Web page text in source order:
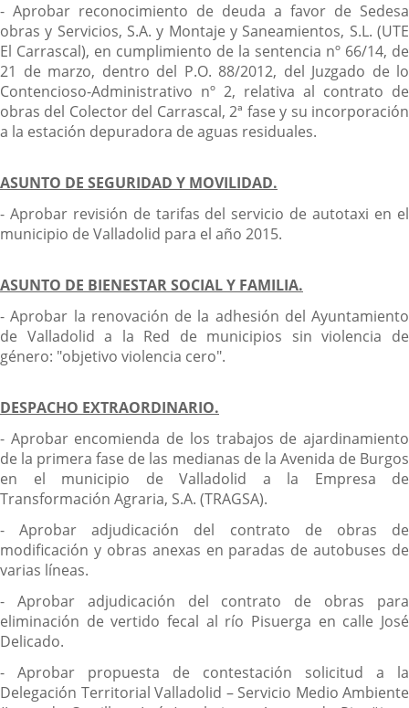
- Aprobar reconocimiento de deuda a favor de Sedesa
obras y Servicios, S.A. y Montaje y Saneamientos, S.L. (UTE
El Carrascal), en cumplimiento de la sentencia nº 66/14, de
21 de marzo, dentro del P.O. 88/2012, del Juzgado de lo
Contencioso-Administrativo nº 2, relativa al contrato de
obras del Colector del Carrascal, 2ª fase y su incorporación
a la estación depuradora de aguas residuales.
ASUNTO DE SEGURIDAD Y MOVILIDAD.
- Aprobar revisión de tarifas del servicio de autotaxi en el
municipio de Valladolid para el año 2015.
ASUNTO DE BIENESTAR SOCIAL Y FAMILIA.
- Aprobar la renovación de la adhesión del Ayuntamiento
de Valladolid a la Red de municipios sin violencia de
género: "objetivo violencia cero".
DESPACHO EXTRAORDINARIO.
- Aprobar encomienda de los trabajos de ajardinamiento
de la primera fase de las medianas de la Avenida de Burgos
en el municipio de Valladolid a la Empresa de
Transformación Agraria, S.A. (TRAGSA).
- Aprobar adjudicación del contrato de obras de
modificación y obras anexas en paradas de autobuses de
varias líneas.
- Aprobar adjudicación del contrato de obras para
eliminación de vertido fecal al río Pisuerga en calle José
Delicado.
- Aprobar propuesta de contestación solicitud a la
Delegación Territorial Valladolid – Servicio Medio Ambiente